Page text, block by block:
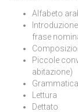
Alfabeto
frase
Piccole
abitazione)
Grammatica
Lettura
Dettato